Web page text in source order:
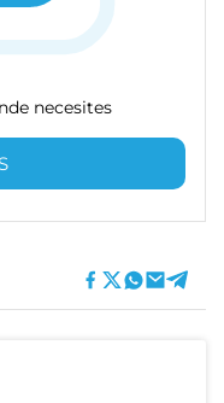
necesites